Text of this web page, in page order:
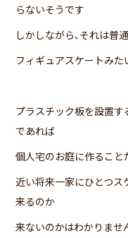
らないそうです
しかしながら､それは普
フィギュアスケートみ
プラスチック板を設置
であれば
個人宅のお庭に作ること
近い将来一家にひとつ
来るのか
来ないのかはわかりませ